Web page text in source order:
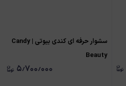
سشوار حرفه ای کندی بیوتی | Candy
Beauty
۵٫۷۰۰٫۰۰۰